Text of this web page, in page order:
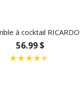
à cocktail RICARDO
56.99 $